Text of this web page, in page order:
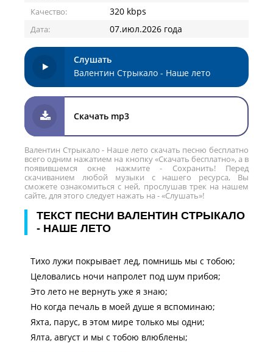
Качество: 320 kbps
Дата: 07.июл.2026 года
Слушать
Валентин Стрыкало - Наше лето
Скачать mp3
Валентин Стрыкало - Наше лето скачать песню бесплатно
всего одним нажатием на кнопку «Скачать бесплатно», а в
появившемся окне нажмите - Сохранить! Перед
скачиванием любой музыки с нашего ресурса, Вы
сможете ознакомиться с ней, прослушав трек на нашем
сайте, для этого следует нажать на - «Слушать»!
ТЕКСТ ПЕСНИ ВАЛЕНТИН СТРЫКАЛО
- НАШЕ ЛЕТО
Тихо лужи покрывает лед, помнишь мы с тобою;
Целовались ночи напролет под шум прибоя;
Это лето не вернуть уже я знаю;
Но когда печаль в моей душе я вспоминаю;
Яхта, парус, в этом мире только мы одни;
Ялта, август и мы с тобою влюблены;